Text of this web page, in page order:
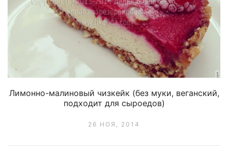
Лимонно-малиновый чизкейк (без муки, веганский,
подходит для сыроедов)
26 НОЯ, 2014